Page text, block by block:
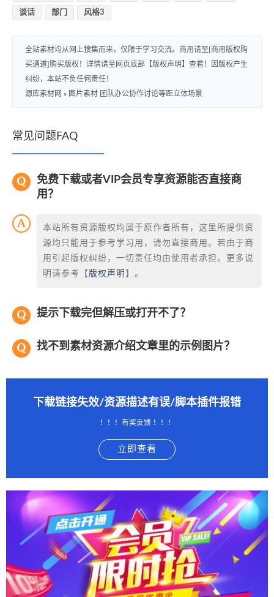
谈话 部门 风格3
全站素材均从网上搜集而来，仅限于学习交流。商用请至[商用版权购
买通道]购买版权！详情请至网页底部【版权声明】查看！因版权产生
纠纷，本站不负任何责任！
源库素材网 » 图片素材 团队办公协作讨论等距立体场景
常见问题FAQ
免费下载或者VIP会员专享资源能否直接商
用？
本站所有资源版权均属于原作者所有，这里所提供资
源均只能用于参考学习用，请勿直接商用。若由于商
用引起版权纠纷，一切责任均由使用者承担。更多说
明请参考【 版权声明 】。
提示下载完但解压或打开不了？
找不到素材资源介绍文章里的示例图片？
下载链接失效/资源描述有误/脚本插件报错
！！！有奖反馈 ！！！
立即查看